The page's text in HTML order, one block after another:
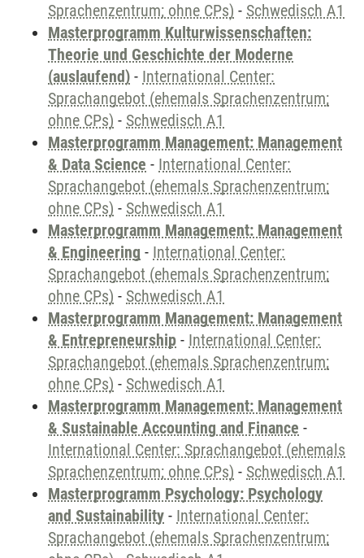
Sprachenzentrum; ohne CPs) - Schwedisch A1
Masterprogramm Kulturwissenschaften:
Theorie und Geschichte der Moderne
(auslaufend) - International Center:
Sprachangebot (ehemals Sprachenzentrum;
ohne CPs) - Schwedisch A1
Masterprogramm Management: Management
& Data Science - International Center:
Sprachangebot (ehemals Sprachenzentrum;
ohne CPs) - Schwedisch A1
Masterprogramm Management: Management
& Engineering - International Center:
Sprachangebot (ehemals Sprachenzentrum;
ohne CPs) - Schwedisch A1
Masterprogramm Management: Management
& Entrepreneurship - International Center:
Sprachangebot (ehemals Sprachenzentrum;
ohne CPs) - Schwedisch A1
Masterprogramm Management: Management
& Sustainable Accounting and Finance -
International Center: Sprachangebot (ehemals
Sprachenzentrum; ohne CPs) - Schwedisch A1
Masterprogramm Psychology: Psychology
and Sustainability - International Center:
Sprachangebot (ehemals Sprachenzentrum;